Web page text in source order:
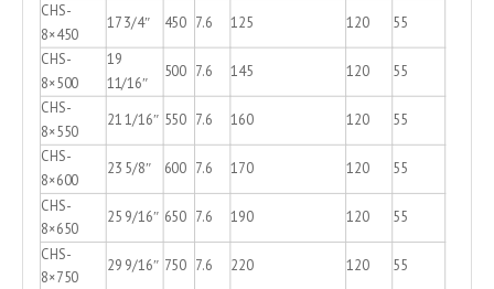
CHS-
8×450
17 3/4″ 450 7.6 125 120 55
CHS-
8×500
19
11/16″
500 7.6 145 120 55
CHS-
8×550
21 1/16″ 550 7.6 160 120 55
CHS-
8×600
23 5/8″ 600 7.6 170 120 55
CHS-
8×650
25 9/16″ 650 7.6 190 120 55
CHS-
8×750
29 9/16″ 750 7.6 220 120 55